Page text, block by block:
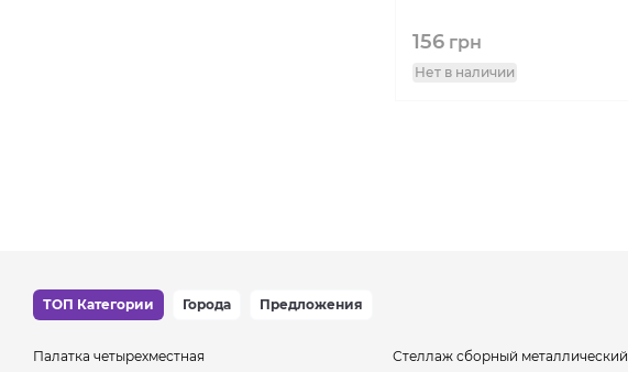
156грн
Нет в наличии
ТОП Категории Города Предложения
Палатка четырехместная
Стеллаж сборный металлический